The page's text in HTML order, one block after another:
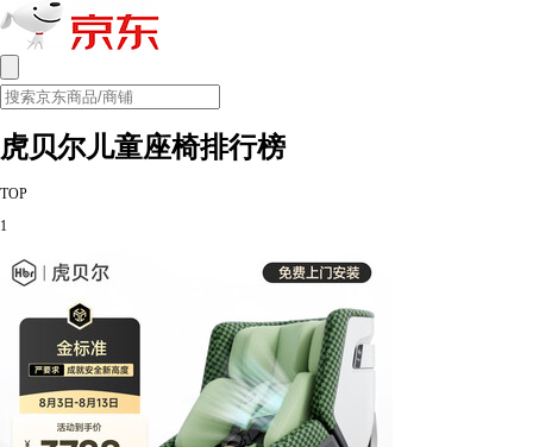
虎贝尔儿童座椅排行榜
TOP
1